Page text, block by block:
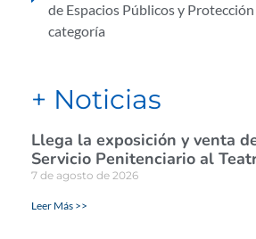
de Espacios Públicos y
categoría
+ Noticias
Llega la exposición y venta
Servicio Penitenciario al
7 de agosto de 2026
Leer Más >>